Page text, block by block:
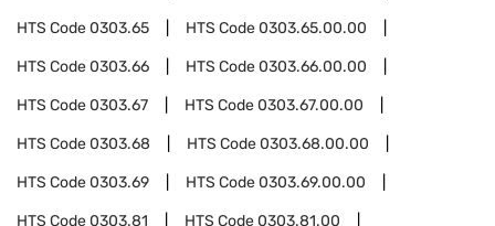
HTS Code0303.65 HTS Code0303.65.00.00
HTS Code0303.66 HTS Code0303.66.00.00
HTS Code0303.67 HTS Code0303.67.00.00
HTS Code0303.68 HTS Code0303.68.00.00
HTS Code0303.69 HTS Code0303.69.00.00
HTS Code0303.81 HTS Code0303.81.00